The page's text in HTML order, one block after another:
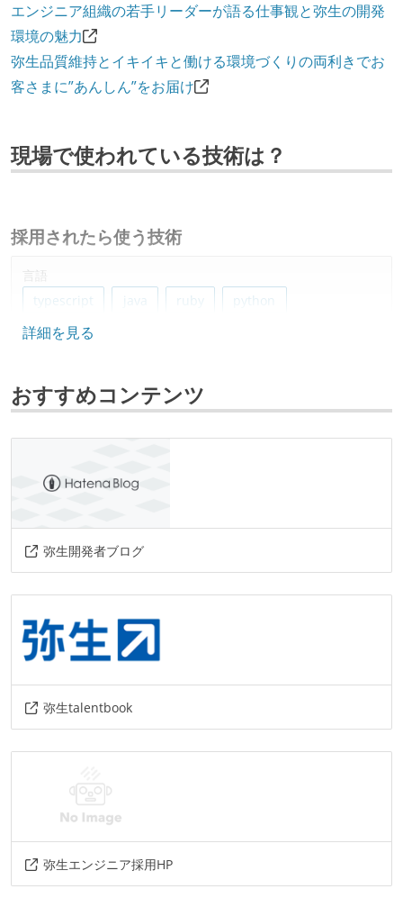
エンジニア組織の若手リーダーが語る仕事観と弥生の開発
環境の魅力
弥生品質維持とイキイキと働ける環境づくりの両利きでお
客さまに”あんしん”をお届け
現場で使われている技術は？
採用されたら使う技術
言語
typescript
java ruby python
フレームワーク
データベース
dynamodb
プロジェクト管理
情報共有ツール
slack
confluence notion
AIツール
gemini
claude
その他
github-actions
pandas
詳細を見る
おすすめコンテンツ
弥生開発者ブログ
弥生talentbook
弥生エンジニア採用HP